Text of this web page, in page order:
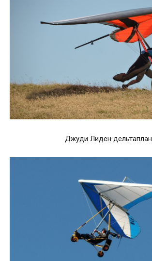
Джуди Лиден дельтаплан